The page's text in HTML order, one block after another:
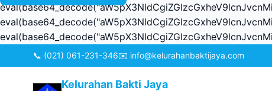
📞 (021) 061-231-346✉️ info@kelurahanbaktijaya.com
Kelurahan Bakti Jaya